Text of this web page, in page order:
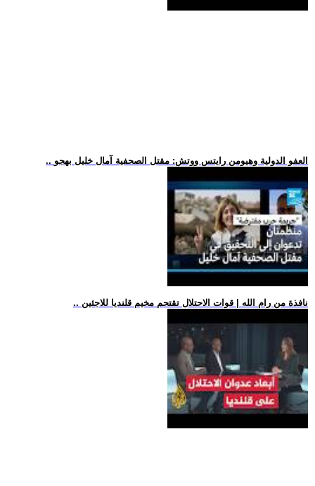
.. العفو الدولية وهيومن رايتس ووتش: مقتل الصحفية آمال خليل بهجو
.. نافذة من رام الله | قوات الاحتلال تقتحم مخيم قلنديا للاجئين